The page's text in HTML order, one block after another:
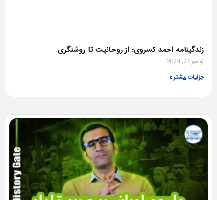
زندگینامه احمد کسروی؛ از روحانیت تا روشنگری
نوامبر 23, 2024
جزئیات بیشتر »